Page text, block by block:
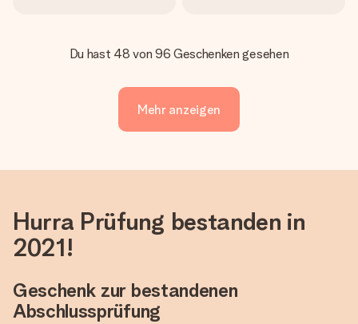
Du hast 48 von 96 Geschenken gesehen
Mehr anzeigen
Hurra Prüfung bestanden in
2021!
Geschenk zur bestandenen
Abschlussprüfung